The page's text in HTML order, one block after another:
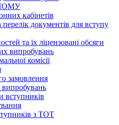
кабінетів
документів для вступу
та їх ліцензовані обсяги
випробувань
комісії
замовлення
вступників
з ТОТ